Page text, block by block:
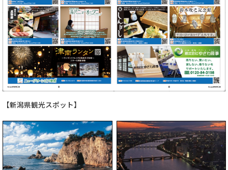
【新潟県観光スポット】